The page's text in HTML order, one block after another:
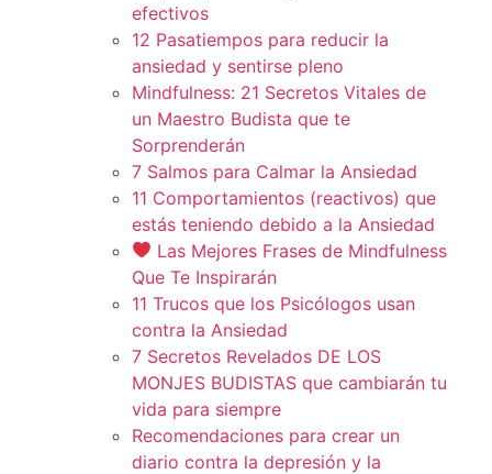
efectivos
12 Pasatiempos para reducir la
ansiedad y sentirse pleno
Mindfulness: 21 Secretos Vitales de
un Maestro Budista que te
Sorprenderán
7 Salmos para Calmar la Ansiedad
11 Comportamientos (reactivos) que
estás teniendo debido a la Ansiedad
Las Mejores Frases de Mindfulness
Que Te Inspirarán
11 Trucos que los Psicólogos usan
contra la Ansiedad
7 Secretos Revelados DE LOS
MONJES BUDISTAS que cambiarán tu
vida para siempre
Recomendaciones para crear un
diario contra la depresión y la